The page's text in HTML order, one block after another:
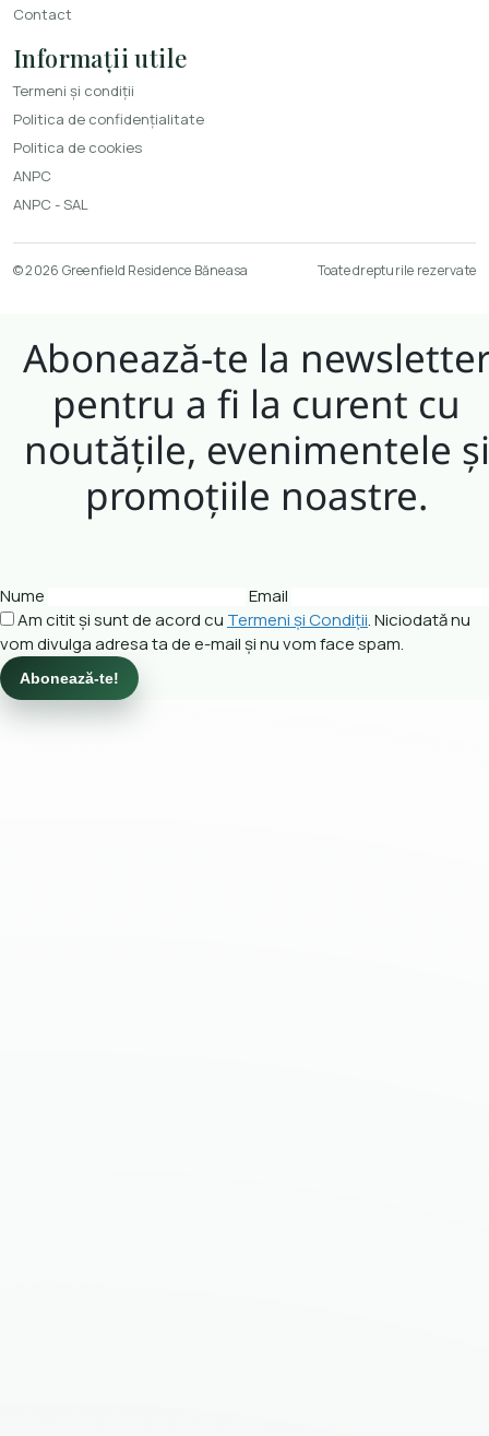
Contact
Informații utile
Termeni și condiții
Politica de confidențialitate
Politica de cookies
ANPC
ANPC - SAL
© 2026 Greenfield Residence Băneasa Toate drepturile rezervate
Abonează-te la
pentru a fi la curent cu
noutățile, evenimentele și
promoțiile noastre.
Nume
Email
Am citit și sunt de acord cu Termeni și Condiții. Niciodată nu
vom divulga adresa ta de e-mail și nu vom face spam.
Abonează-te!